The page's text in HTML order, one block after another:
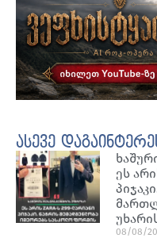
ასევე
ეს
08/08/